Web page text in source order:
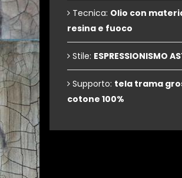
Tecnica: Olio con
resina e fuoco
Stile: ESPRESSIONISMO
Supporto: tela trama
cotone 100%